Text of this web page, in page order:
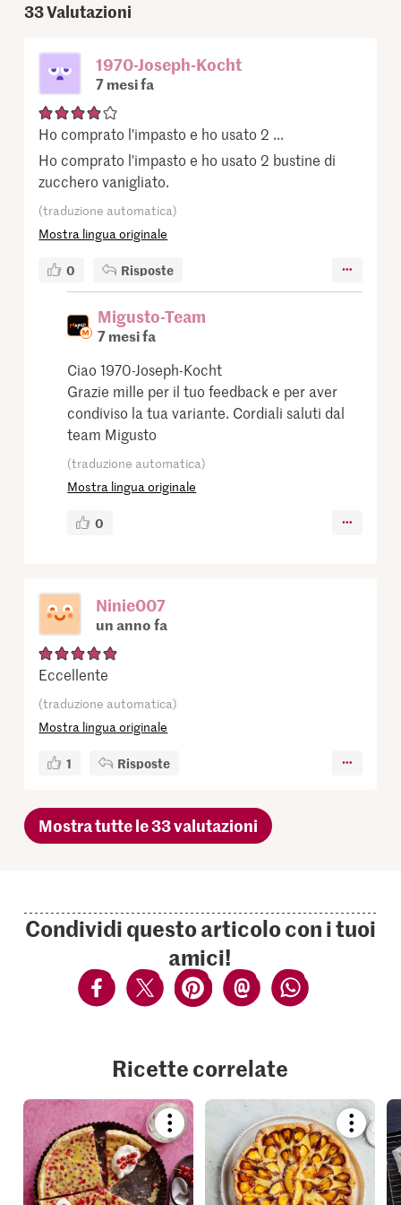
33Valutazioni
1970-Joseph-Kocht
7 mesi fa
Ho comprato l'impasto e ho usato 2 ...
Ho comprato l'impasto e ho usato 2 bustine di
zucchero vanigliato.
(traduzione automatica)
Mostra lingua originale
0 Risposte
Migusto-Team
7 mesi fa
Ciao 1970-Joseph-Kocht
Grazie mille per il tuo feedback e per aver
condiviso la tua variante. Cordiali saluti dal
team Migusto
(traduzione automatica)
Mostra lingua originale
0
Ninie007
un anno fa
Eccellente
(traduzione automatica)
Mostra lingua originale
1 Risposte
Mostra tutte le 33 valutazioni
Condividi questo articolo con i tuoi
amici!
Ricette correlate
Bookmark
recipe
or
add
it
to
recipe
or
add
it
to